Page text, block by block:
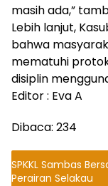
masih ada,”
Lebih lanjut,
bahwa
mematuhi
disiplin
Editor : Eva A
Dibaca: 234
SPKKL Sambas
Perairan Selakau